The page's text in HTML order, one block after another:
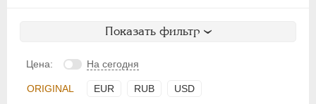
Показать фильтр
Цена: На сегодня
ORIGINAL EUR RUB USD